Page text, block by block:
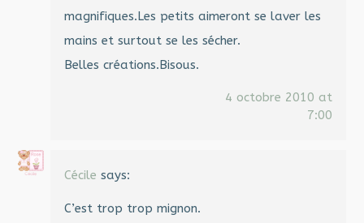
magnifiques.Les petits aimeront se laver les
mains et surtout se les sécher.
Belles créations.Bisous.
4 octobre 2010 at
7:00
Cécile says:
C’est trop trop mignon.